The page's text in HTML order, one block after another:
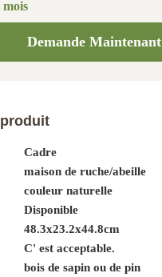
mois
Demande Maintenant
Cadre
maison de ruche/abeille
couleur naturelle
Disponible
48.3x23.2x44.8cm
C' est acceptable.
bois de sapin ou de pin